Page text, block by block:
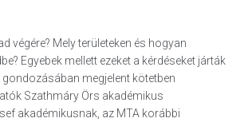
végére? Mely területeken és hogyan
Egyebek mellett ezeket a kérdéseket járták
megjelent kötetben
Szathmáry Örs akadémikus
akadémikusnak, az MTA korábbi